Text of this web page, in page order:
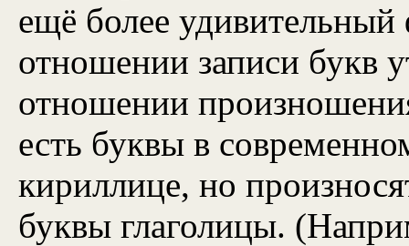
ещё более удивительный
отношении записи букв
отношении
есть буквы в
кириллице, но
буквы глаголицы.